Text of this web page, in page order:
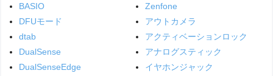
BASIO
DFUモード
dtab
DualSense
DualSenseEdge
Zenfone
アウトカメラ
アクティベーションロック
アナログスティック
イヤホンジャック